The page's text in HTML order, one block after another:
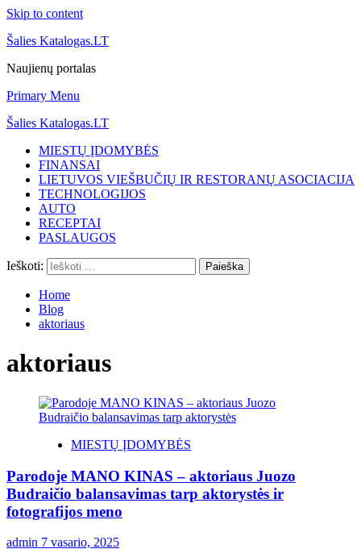
Skip to content
Šalies Katalogas.LT
Naujienų portalas
Primary Menu
Šalies Katalogas.LT
MIESTŲ ĮDOMYBĖS
FINANSAI
LIETUVOS VIEŠBUČIŲ IR RESTORANŲ ASOCIACIJA
TECHNOLOGIJOS
AUTO
RECEPTAI
PASLAUGOS
Ieškoti:
Home
Blog
aktoriaus
aktoriaus
MIESTŲ ĮDOMYBĖS
Parodoje MANO KINAS – aktoriaus Juozo
Budraičio balansavimas tarp aktorystės ir
fotografijos meno
admin 7 vasario, 2025